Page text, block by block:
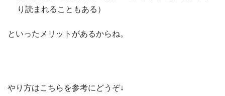
り読まれることもある）
といったメリットがあるからね。
やり方はこちらを参考にどうぞ↓